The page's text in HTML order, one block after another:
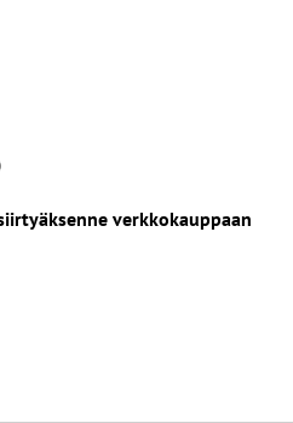
verkkokauppaan